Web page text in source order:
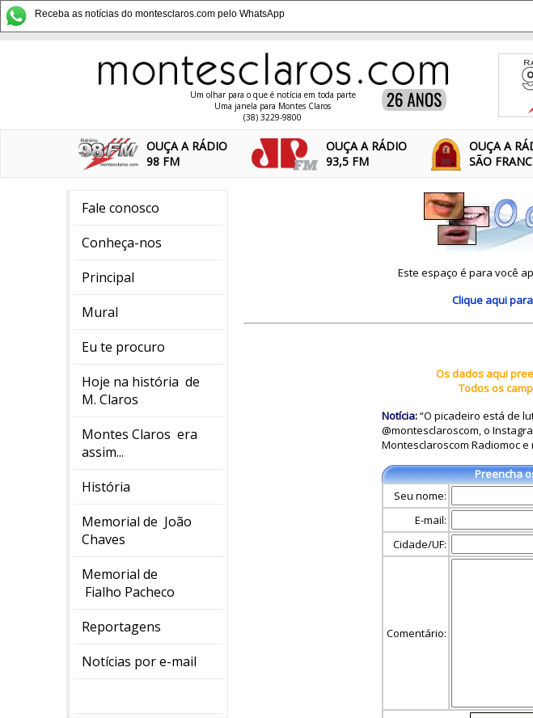
Receba as notícias do montesclaros.com pelo WhatsApp
Um olhar para o que é notícia em toda parte
Uma janela para Montes Claros
(38) 3229-9800
OUÇA A RÁDIO
98 FM
OUÇA A RÁDIO
93,5 FM
OUÇA A
SÃO
Fale conosco
Conheça-nos
Principal
Mural
Eu te procuro
Hoje na história de
M. Claros
Montes Claros era
assim...
História
Memorial de João
Chaves
Memorial de
Fialho Pacheco
Reportagens
Notícias por e-mail
Este espaço é para você
Clique aquipara
Os dados aqui
Todos os
Notícia:“O picadeiro está de
@montesclaroscom, o
Montesclaroscom Radiomoc
Preencha
Seu nome:
E-mail:
Cidade/UF:
Comentário: